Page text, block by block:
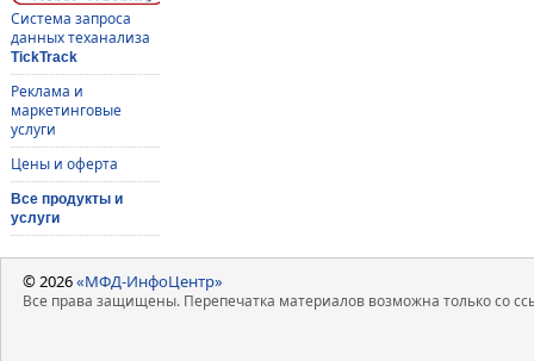
Система запроса
данных теханализа
TickTrack
Реклама и
маркетинговые
услуги
Цены и оферта
Все продукты и
услуги
© 2026«МФД-ИнфоЦентр»
Все права защищены. Перепечатка материалов возможна только со